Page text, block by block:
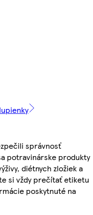
správnosť
potravinárske produkty
diétnych zložiek a
si vždy prečítať etiketu
poskytnuté na